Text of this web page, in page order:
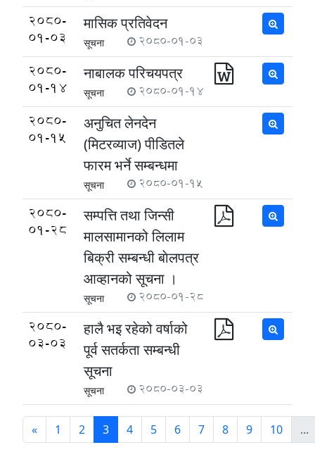
2080-
01-03
मासिक प्रतिवेदन
सूचना 2080-01-03
2080-
01-14
नाबालक परिचयपत्र
सूचना 2080-01-14
2080-
01-15
अनुचित लेनदेन
(मिटरव्याज) पीडितले
फारम भर्ने सम्बन्धमा
सूचना 2080-01-15
2080-
01-28
सम्पत्ति तथा जिन्सी
मालसामानको लिलाम
बिक्री सम्बन्धी बाेलपत्र
आव्हानको सूचना ।
सूचना 2080-01-28
2080-
03-03
हालै भइ रहेको वर्षाको
पूर्व सतर्कता सम्बन्धी
सूचना
सूचना 2080-03-03
« 1 2 3 4 5 6 7 8 9 10 ...